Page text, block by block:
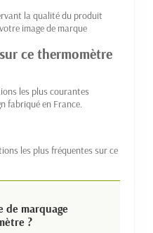
la qualité du produit
image de marque
ce thermomètre
les plus courantes
fabriqué en France.
les plus fréquentes sur ce
de marquage
?